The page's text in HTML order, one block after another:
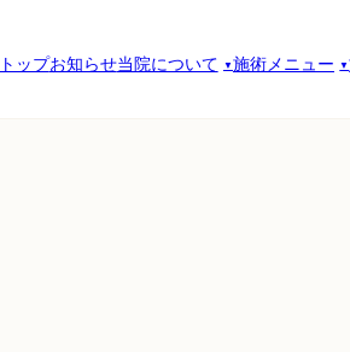
トップお知らせ当院について 施術メニュー